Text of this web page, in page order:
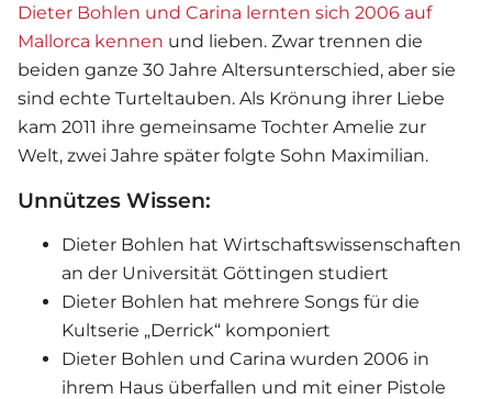
Dieter Bohlen und Carina lernten sich 2006 auf
Mallorca kennen und lieben. Zwar trennen die
beiden ganze 30 Jahre Altersunterschied, aber sie
sind echte Turteltauben. Als Krönung ihrer Liebe
kam 2011 ihre gemeinsame Tochter Amelie zur
Welt, zwei Jahre später folgte Sohn Maximilian.
Unnützes Wissen:
Dieter Bohlen hat Wirtschaftswissenschaften
an der Universität Göttingen studiert
Dieter Bohlen hat mehrere Songs für die
Kultserie „Derrick“ komponiert
Dieter Bohlen und Carina wurden 2006 in
ihrem Haus überfallen und mit einer Pistole